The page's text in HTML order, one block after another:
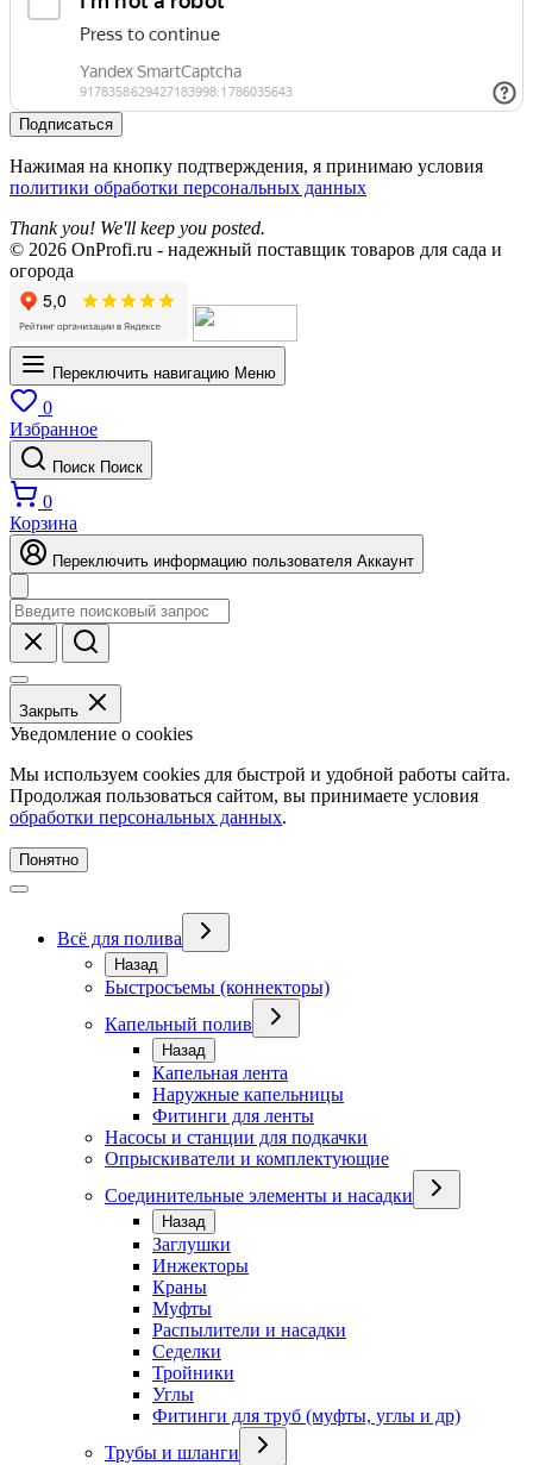
Подписаться
Нажимая на кнопку подтверждения, я принимаю условия
политики обработки персональных данных
Thank you! We'll keep you posted.
© 2026 OnProfi.ru - надежный поставщик товаров для сада и
огорода
Переключить навигацию Меню
0
Избранное
Поиск Поиск
0
Корзина
Переключить информацию пользователя Аккаунт
Закрыть
Уведомление о cookies
Мы используем cookies для быстрой и удобной работы сайта.
Продолжая пользоваться сайтом, вы принимаете условия
обработки персональных данных.
Понятно
Всё для полива
Назад
Быстросъемы (коннекторы)
Капельный полив
Назад
Капельная лента
Наружные капельницы
Фитинги для ленты
Насосы и станции для подкачки
Опрыскиватели и комплектующие
Соединительные элементы и насадки
Назад
Заглушки
Инжекторы
Краны
Муфты
Распылители и насадки
Седелки
Тройники
Углы
Фитинги для труб (муфты, углы и др)
Трубы и шланги